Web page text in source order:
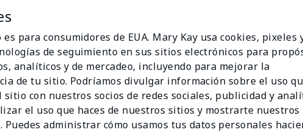
para consumidores de EUA. Mary Kay usa cookies, pixeles
de seguimiento en sus sitios electrónicos para
analíticos y de mercadeo, incluyendo para mejorar la
de tu sitio. Podríamos divulgar información sobre el uso
sitio con nuestros socios de redes sociales, publicidad y
el uso que haces de nuestros sitios y mostrarte nuestros
Puedes administrar cómo usamos tus datos personales